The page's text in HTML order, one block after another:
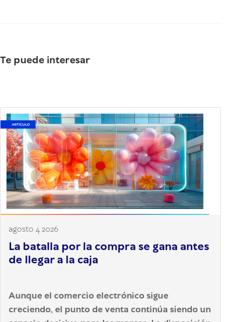
Te puede interesar
agosto 4 2026
La batalla por la compra se gana antes
de llegar a la caja
Aunque el comercio electrónico sigue
creciendo, el punto de venta continúa siendo un